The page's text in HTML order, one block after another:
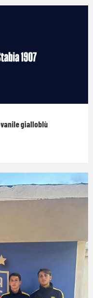
gialloblù